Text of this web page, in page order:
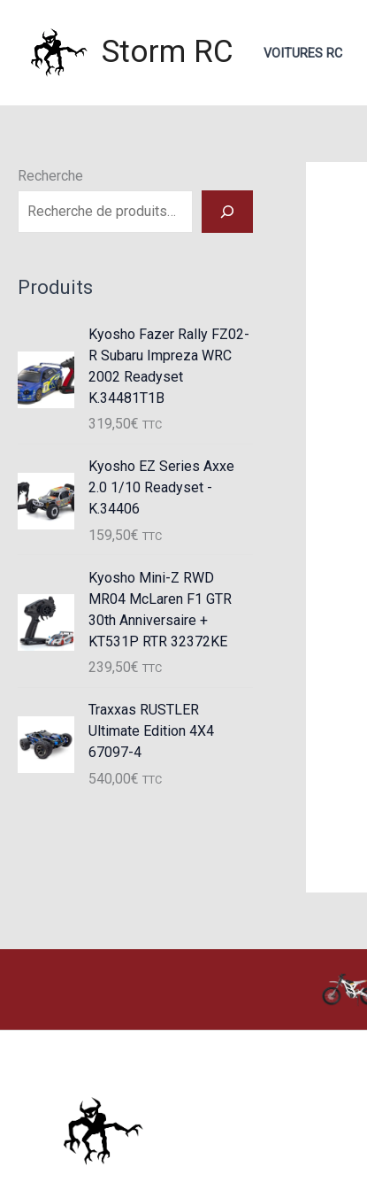
contenu
Storm RC VOITURES RC
Recherche
Produits
Kyosho Fazer Rally FZ02-
R Subaru Impreza WRC
2002 Readyset
K.34481T1B
319,50€ TTC
Kyosho EZ Series Axxe
2.0 1/10 Readyset -
K.34406
159,50€ TTC
Kyosho Mini-Z RWD
MR04 McLaren F1 GTR
30th Anniversaire +
KT531P RTR 32372KE
239,50€ TTC
Traxxas RUSTLER
Ultimate Edition 4X4
67097-4
540,00€ TTC